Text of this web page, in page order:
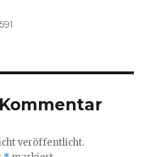
veröffentlicht.